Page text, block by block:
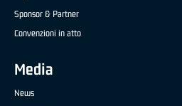
Sponsor & Partner
Convenzioni in atto
Media
News